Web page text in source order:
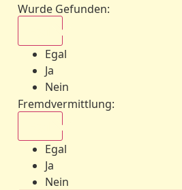
Wurde Gefunden:
Egal
Ja
Nein
Fremdvermittlung:
Egal
Ja
Nein